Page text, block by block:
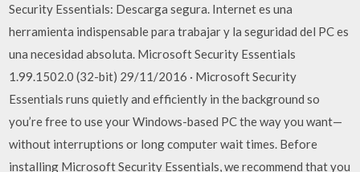
Security Essentials: Descarga segura. Internet es una
herramienta indispensable para trabajar y la seguridad del PC es
una necesidad absoluta. Microsoft Security Essentials
1.99.1502.0 (32-bit) 29/11/2016 · Microsoft Security
Essentials runs quietly and efficiently in the background so
you’re free to use your Windows-based PC the way you want—
without interruptions or long computer wait times. Before
installing Microsoft Security Essentials, we recommend that you